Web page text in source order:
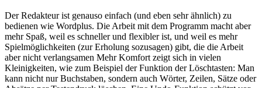
Der Redakteur ist genauso einfach (und eben sehr ähnlich) zu
bedienen wie Wordplus. Die Arbeit mit dem Programm macht aber
mehr Spaß, weil es schneller und flexibler ist, und weil es mehr
Spielmöglichkeiten (zur Erholung sozusagen) gibt, die die Arbeit
aber nicht verlangsamen Mehr Komfort zeigt sich in vielen
Kleinigkeiten, wie zum Beispiel der Funktion der Löschtasten: Man
kann nicht nur Buchstaben, sondern auch Wörter, Zeilen, Sätze oder